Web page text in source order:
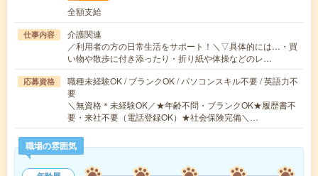
全額支給
仕事内容
介護関連
／利用者の方の日常生活をサポート！＼▽具体的には…・買
い物や散歩に付き添ったり・折り紙や体操などのレ…
応募資格
職種未経験OK / ブランクOK / パソコンスキル不要 / 英語力不
要
＼無資格＊未経験OK／★年齢不問・ブランクOK★履歴書不
要・来社不要（電話登録OK）★社会保険完備＼…
職場の雰囲気